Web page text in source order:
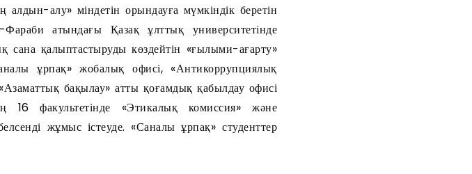
алу» міндетін орындауға мүмкіндік беретін
атындағы Қазақ ұлттық университетінде
сана қалыптастыруды көздейтін «ғылыми-ағарту»
ұрпақ» жобалық офисі, «Антикоррупциялық
бақылау» атты қоғамдық қабылдау офисі
16 факультетінде «Этикалық комиссия» және
жұмыс істеуде. «Саналы ұрпақ» студенттер